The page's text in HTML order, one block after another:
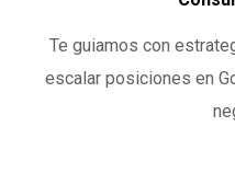
Te guiamos con
escalar posiciones en